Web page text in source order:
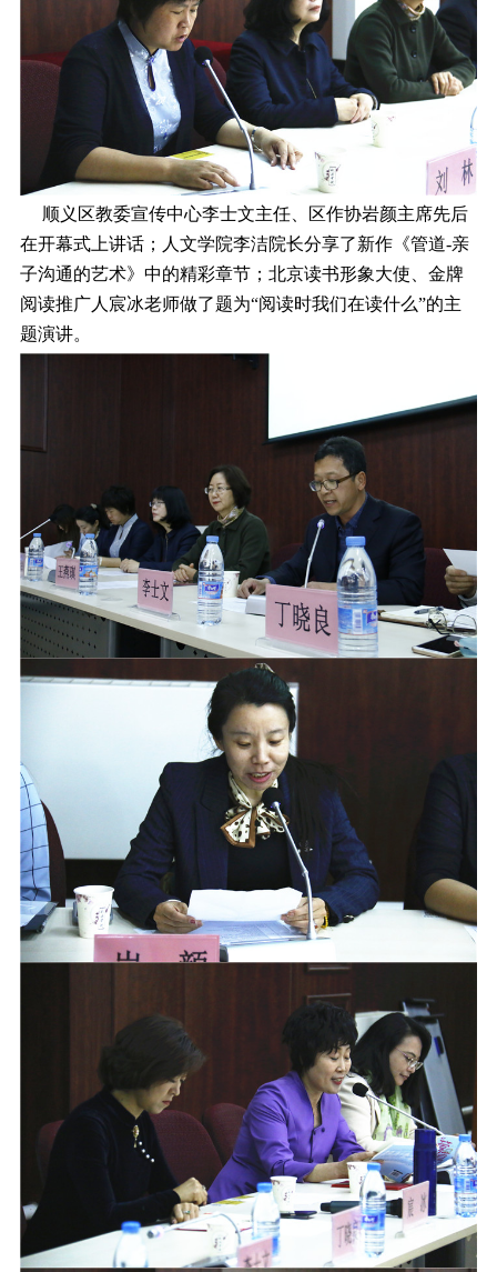
顺义区教委宣传中心李士文主任、区作协岩颜主席先后
在开幕式上讲话；人文学院李洁院长分享了新作《管道-亲
子沟通的艺术》中的精彩章节；北京读书形象大使、金牌
阅读推广人宸冰老师做了题为“阅读时我们在读什么”的主
题演讲。